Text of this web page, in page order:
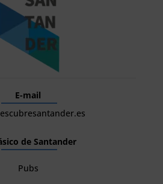
E-mail
de Santander
Pubs